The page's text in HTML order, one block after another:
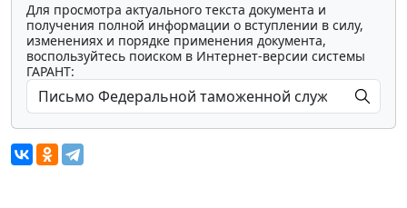
Для просмотра актуального текста документа и
получения полной информации о вступлении в силу,
изменениях и порядке применения документа,
воспользуйтесь поиском в Интернет-версии системы
ГАРАНТ: